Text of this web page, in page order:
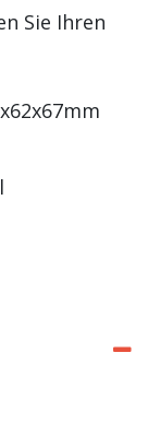
Sie Ihren